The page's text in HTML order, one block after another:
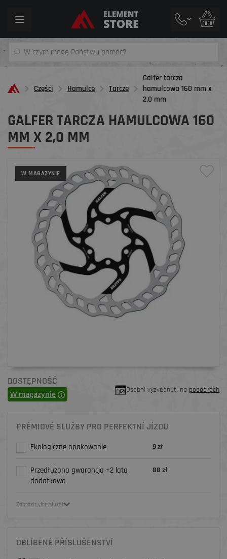
Toggle
Części Hamulce Tarcze
Galfer tarcza
hamulcowa 160 mm x
2,0 mm
GALFER TARCZA HAMULCOWA 160
MM X 2,0 MM
W MAGAZYNIE
DOSTĘPNOŚĆ
W magazynie Osobní vyzvednutí na pobočkách
PRÉMIOVÉ SLUŽBY PRO PERFEKTNÍ JÍZDU
Ekologiczne opakowanie 9 zł
Przedłużona gwarancja +2 lata
dodatkowo
88 zł
Zobrazit více služeb
OBLÍBENÉ PŘÍSLUŠENSTVÍ